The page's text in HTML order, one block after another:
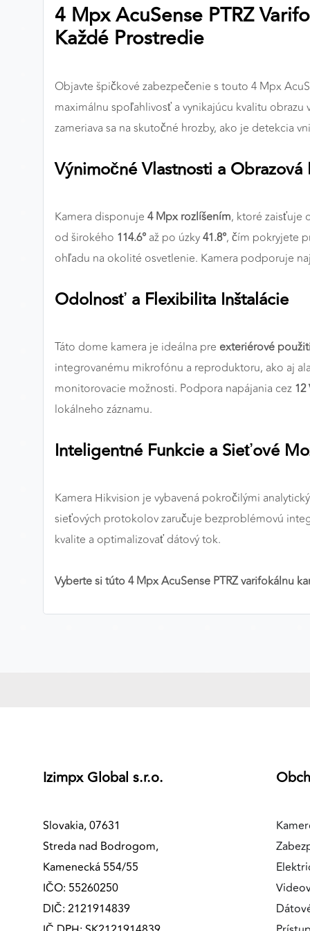
4 Mpx AcuSense PTRZ
Každé Prostredie
Objavte špičkové zabezpečenie s touto 4 Mpx
maximálnu spoľahlivosť a vynikajúcu kvalitu
zameriava sa na skutočné hrozby, ako je detekcia
Výnimočné Vlastnosti a Obrazová
Kamera disponuje 4 Mpx rozlíšením, ktoré zaisťuje
od širokého 114.6° až po úzky41.8°, čím pokryjete
ohľadu na okolité osvetlenie. Kamera podporuje
Odolnosť a Flexibilita Inštalácie
Táto dome kamera je ideálna pre exteriérové
integrovanému mikrofónu a reproduktoru, ako aj
monitorovacie možnosti. Podpora napájania cez
lokálneho záznamu.
Inteligentné Funkcie a Sieťové
Kamera Hikvision je vybavená pokročilými
sieťových protokolov zaručuje bezproblémovú
kvalite a optimalizovať dátový tok.
Vyberte si túto 4 Mpx AcuSense PTRZ varifokálnu
Izimpx Global s.r.o.
Slovakia, 07631
Streda nad Bodrogom,
Kamenecká 554/55
IČO: 55260250
DIČ: 2121914839
Preferenčné cookies
ANALYTICKÉ COOKIES
nášho webu. Ich pomocou určujeme počet návštev a
zdroje návštev našich webových stránok. Dáta získané
súhrnne, bez použitia identifikátorov, ktoré ukazujú na
konkrétnych používateľov nášho webu. Vďaka týmto
našich stránok.
Marketingové cookies sa používajú na sledovanie
správania používateľov naprieč webovými stránkami.
Umožňujú nám a našim partnerom zobrazovať cielenú
relevantnú reklamu, a to na našom webe aj v
Google Ads